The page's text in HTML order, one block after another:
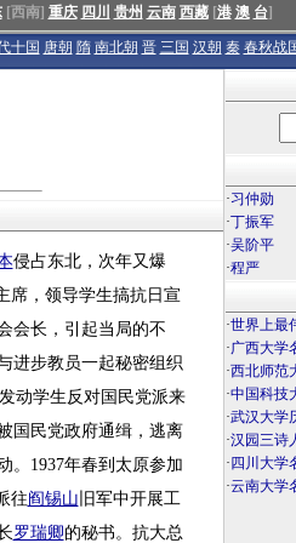
[西南] 重庆 四川 贵州 云南 西藏[港 澳 台]
十国 唐朝 隋 南北朝 晋 三国 汉朝 秦 春秋战
侵占东北，次年又爆
席，领导学生搞抗日宣
会长，引起当局的不
进步教员一起秘密组织
动学生反对国民党派来
国民党政府通缉，逃离
。1937年春到太原参加
往阎锡山 旧军中开展工
罗瑞卿的秘书。抗大总
·习仲勋
·丁振军
·吴阶平
·程严
·世界上最
·广西大学
·西北师范
·中国科技
·武汉大学
·汉园三诗
· 四川大学
·云南大学